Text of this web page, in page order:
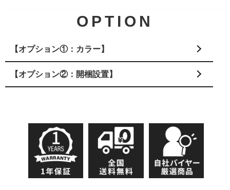
OPTION
【オプション①：カラー】
【オプション②：開梱設置】